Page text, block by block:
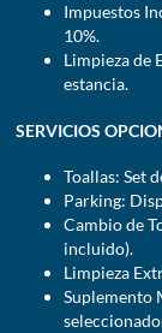
Impuestos
10%.
Limpieza de
estancia.
SERVICIOS
Toallas: Set
Parking:
Cambio de
incluido).
Limpieza
Suplemento